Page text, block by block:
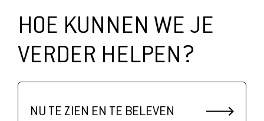
HOE KUNNEN WE JE
VERDER HELPEN?
NU TE ZIEN EN TE BELEVEN